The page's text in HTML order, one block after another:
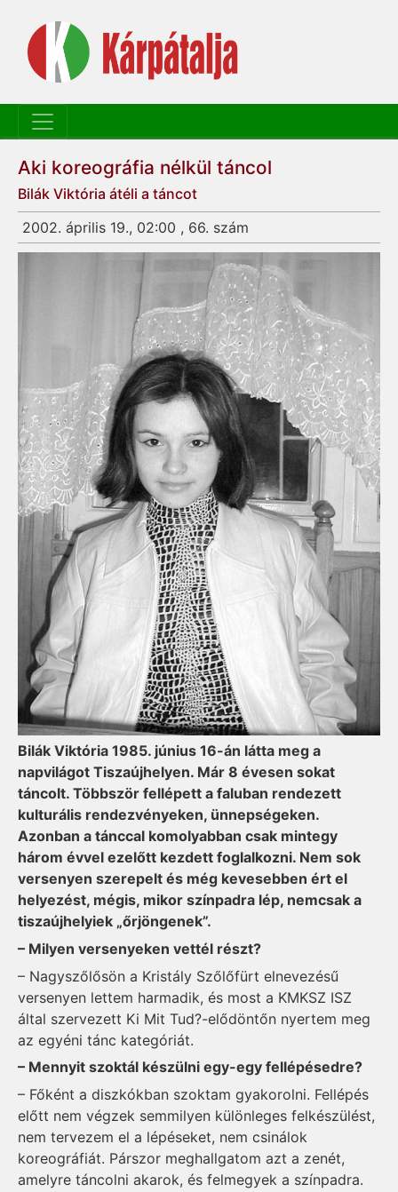
Aki koreográfia nélkül táncol
Bilák Viktória átéli a táncot
2002. április 19., 02:00 , 66. szám
Bilák Viktória 1985. június 16-án látta meg a
napvilágot Tiszaújhelyen. Már 8 évesen sokat
táncolt. Többször fellépett a faluban rendezett
kulturális rendezvényeken, ünnepségeken.
Azonban a tánccal komolyabban csak mintegy
három évvel ezelőtt kezdett foglalkozni. Nem sok
versenyen szerepelt és még kevesebben ért el
helyezést, mégis, mikor színpadra lép, nemcsak a
tiszaújhelyiek „őrjöngenek”.
– Milyen versenyeken vettél részt?
– Nagyszőlősön a Kristály Szőlőfürt elnevezésű
versenyen lettem harmadik, és most a KMKSZ ISZ
által szervezett Ki Mit Tud?-elődöntőn nyertem meg
az egyéni tánc kategóriát.
– Mennyit szoktál készülni egy-egy fellépésedre?
– Főként a diszkókban szoktam gyakorolni. Fellépés
előtt nem végzek semmilyen különleges felkészülést,
nem tervezem el a lépéseket, nem csinálok
koreográfiát. Párszor meghallgatom azt a zenét,
amelyre táncolni akarok, és felmegyek a színpadra.